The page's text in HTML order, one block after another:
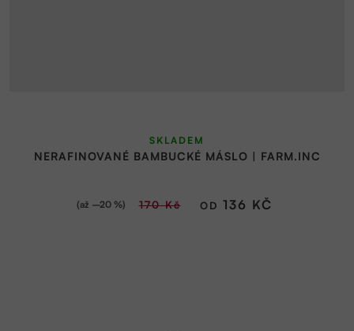
NERAFINOVANÉ BAMBUCKÉ MÁSLO | FARM.INC
hodnocení
produktu
5,0
SKLADEM
OD 136 KČ
170 Kč
(až –20 %)